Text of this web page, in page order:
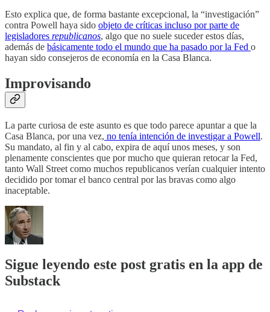
Esto explica que, de forma bastante excepcional, la “investigación”
contra Powell haya sido objeto de críticas incluso por parte de
legisladores republicanos, algo que no suele suceder estos días,
además de básicamente todo el mundo que ha pasado por la Fed o
hayan sido consejeros de economía en la Casa Blanca.
Improvisando
La parte curiosa de este asunto es que todo parece apuntar a que la
Casa Blanca, por una vez, no tenía intención de investigar a Powell.
Su mandato, al fin y al cabo, expira de aquí unos meses, y son
plenamente conscientes que por mucho que quieran retocar la Fed,
tanto Wall Street como muchos republicanos verían cualquier intento
decidido por tomar el banco central por las bravas como algo
inaceptable.
Sigue leyendo este post gratis en la app de
Substack